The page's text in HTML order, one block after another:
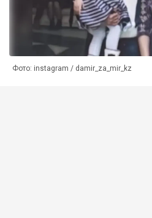
Фото: instagram / damir_za_mir_kz